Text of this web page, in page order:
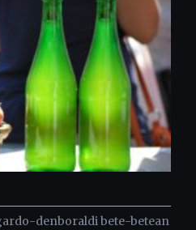
denboraldi bete-betean